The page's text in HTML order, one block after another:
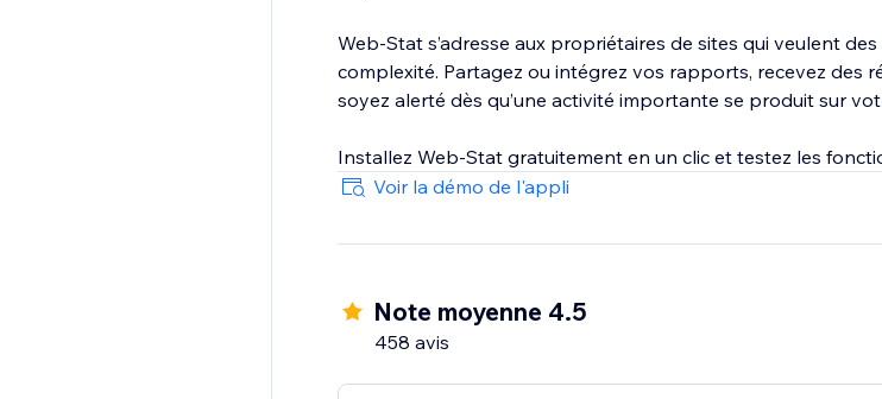
Web-Stat s’adresse aux propriétaires de sites qui veulent
complexité. Partagez ou intégrez vos rapports, recevez des
soyez alerté dès qu’une activité importante se produit sur
Installez Web-Stat gratuitement en un clic et testez les
Voir la démo de l'appli
Note moyenne 4.5
458 avis